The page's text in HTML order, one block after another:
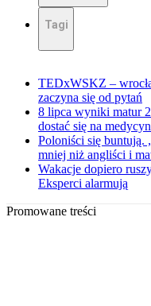
Tagi
TEDxWSKZ –
zaczyna się od pytań
8 lipca wyniki matur
dostać się na
Poloniści się buntują.
mniej niż angliści i
Wakacje dopiero
Eksperci alarmują
Promowane treści